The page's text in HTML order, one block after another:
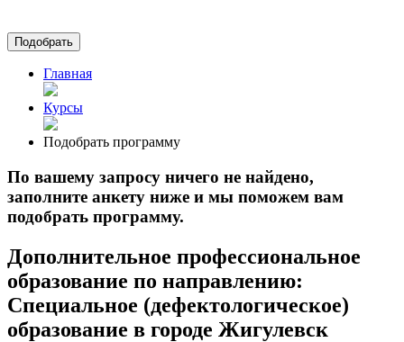
Подобрать
Главная
Курсы
Подобрать программу
По вашему запросу ничего не найдено,
заполните анкету ниже и мы поможем вам
подобрать программу.
Дополнительное профессиональное
образование по направлению:
Специальное (дефектологическое)
образование в городе Жигулевск